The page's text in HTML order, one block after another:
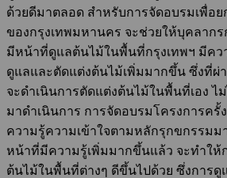
ด้วยดีมาตลอด สำหรับการจัดอบรมเพื่อ
ของกรุงเทพมหานคร จะช่วยให้บุคลาก
มีหน้าที่ดูแลต้นไม้ในพื้นที่กรุงเทพฯ มีคว
ดูแลและตัดแต่งต้นไม้เพิ่มมากขึ้น ซึ่งที่ผ่
จะดำเนินการตัดแต่งต้นไม้ในพื้นที่เอง ไ
มาดำเนินการ การจัดอบรมโครงการครั้
ความรู้ความเข้าใจตามหลักรุกขกรรมม
หน้าที่มีความรู้เพิ่มมากขึ้นแล้ว จะทำให้
ต้นไม้ในพื้นที่ต่างๆ ดีขึ้นไปด้วย ซึ่งการ